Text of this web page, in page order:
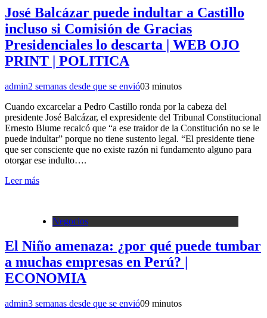
José Balcázar puede indultar a Castillo
incluso si Comisión de Gracias
Presidenciales lo descarta | WEB OJO
PRINT | POLITICA
admin2 semanas desde que se envió03 minutos
Cuando excarcelar a Pedro Castillo ronda por la cabeza del
presidente José Balcázar, el expresidente del Tribunal Constitucional
Ernesto Blume recalcó que “a ese traidor de la Constitución no se le
puede indultar” porque no tiene sustento legal. “El presidente tiene
que ser consciente que no existe razón ni fundamento alguno para
otorgar ese indulto….
Leer más
Negocios
El Niño amenaza: ¿por qué puede tumbar
a muchas empresas en Perú? |
ECONOMIA
admin3 semanas desde que se envió09 minutos